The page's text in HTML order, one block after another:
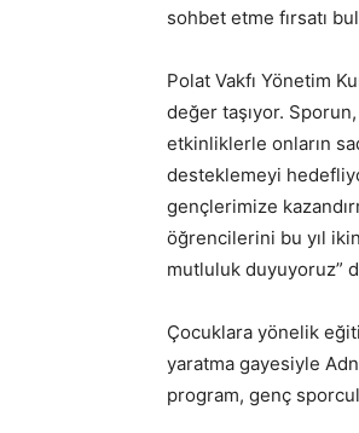
sohbet etme fırsatı
Polat Vakfı Yönetim
değer taşıyor.
etkinliklerle onların
desteklemeyi
gençlerimize
öğrencilerini bu yıl
mutluluk duyuyoruz”
Çocuklara yönelik
yaratma gayesiyle
program, genç